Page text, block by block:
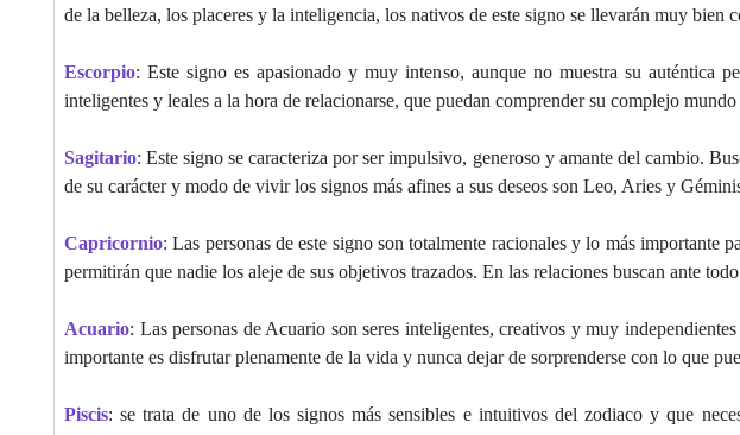
de la belleza, los placeres y la inteligencia, los nativos de este signo se llevarán muy bien
Escorpio: Este signo es apasionado y muy intenso, aunque no muestra su auténtica
inteligentes y leales a la hora de relacionarse, que puedan comprender su complejo
Sagitario: Este signo se caracteriza por ser impulsivo, generoso y amante del cambio.
de su carácter y modo de vivir los signos más afines a sus deseos son Leo, Aries y
Capricornio: Las personas de este signo son totalmente racionales y lo más importante
permitirán que nadie los aleje de sus objetivos trazados. En las relaciones buscan ante
Acuario: Las personas de Acuario son seres inteligentes, creativos y muy
importante es disfrutar plenamente de la vida y nunca dejar de sorprenderse con lo que
Piscis: se trata de uno de los signos más sensibles e intuitivos del zodiaco y que